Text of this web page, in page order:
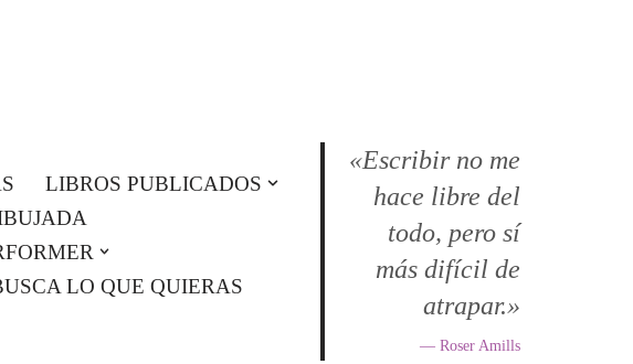
LIBROS PUBLICADOS
LO QUE QUIERAS
«Escribir no me
hace libre del
todo, pero sí
más difícil de
atrapar.»
— Roser Amills